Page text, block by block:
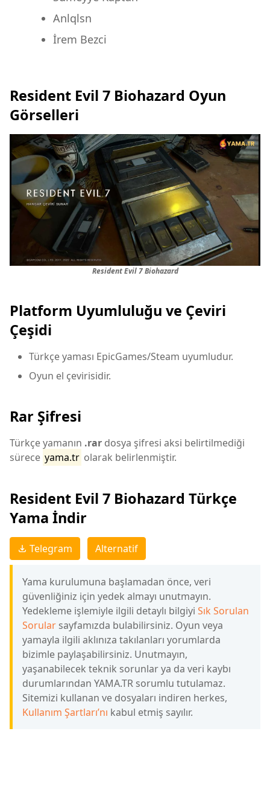
Anlqlsn
İrem Bezci
Resident Evil 7 Biohazard Oyun
Görselleri
Resident Evil 7 Biohazard
Platform Uyumluluğu ve Çeviri
Çeşidi
Türkçe yaması EpicGames/Steam uyumludur.
Oyun el çevirisidir.
Rar Şifresi
Türkçe yamanın .rar dosya şifresi aksi belirtilmediği
sürece yama.tr olarak belirlenmiştir.
Resident Evil 7 Biohazard Türkçe
Yama İndir
Telegram Alternatif
Yama kurulumuna başlamadan önce, veri
güvenliğiniz için yedek almayı unutmayın.
Yedekleme işlemiyle ilgili detaylı bilgiyi Sık Sorulan
Sorular sayfamızda bulabilirsiniz. Oyun veya
yamayla ilgili aklınıza takılanları yorumlarda
bizimle paylaşabilirsiniz. Unutmayın,
yaşanabilecek teknik sorunlar ya da veri kaybı
durumlarından YAMA.TR sorumlu tutulamaz.
Sitemizi kullanan ve dosyaları indiren herkes,
Kullanım Şartları’nı kabul etmiş sayılır.